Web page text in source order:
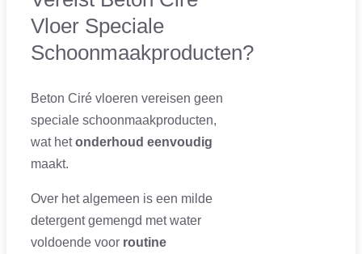
Vloer Speciale
Schoonmaakproducten?
Beton Ciré vloeren vereisen geen
speciale schoonmaakproducten,
wat hetonderhoud eenvoudig
maakt.
Over het algemeen is een milde
detergent gemengd met water
voldoende voor routine